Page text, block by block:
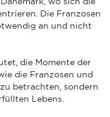
Die Franzosen
an und nicht
die Momente der
die Franzosen und
betrachten, sondern
Lebens.